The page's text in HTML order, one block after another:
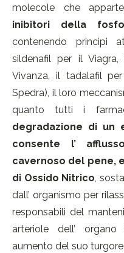
molecole che
inibitori della
contenendo principi
sildenafil per il
Vivanza, il tadalafil
Spedra), il loro
quanto tutti i
degradazione di un
consente l’
cavernoso del pene,
di Ossido Nitrico,
dall’ organismo per
responsabili del
arteriole dell’ organo
aumento del suo